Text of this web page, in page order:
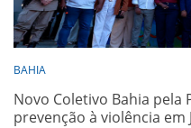
BAHIA
Novo Coletivo Bahia pela
prevenção à violência em